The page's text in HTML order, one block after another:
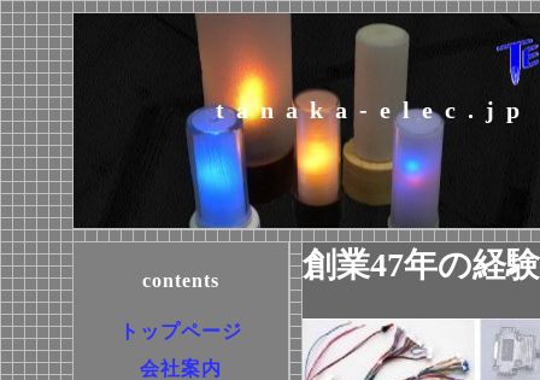
tanaka-elec.jp
contents
トップページ
会社案内